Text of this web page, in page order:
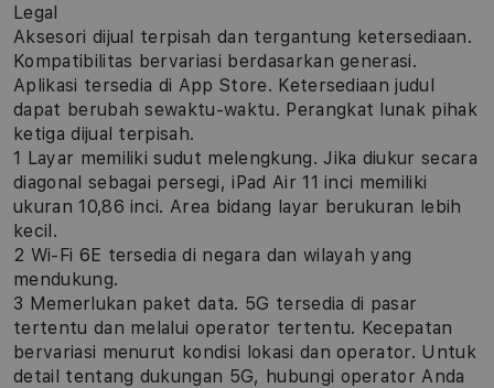
Legal
Aksesori dijual terpisah dan tergantung ketersediaan.
Kompatibilitas bervariasi berdasarkan generasi.
Aplikasi tersedia di App Store. Ketersediaan judul
dapat berubah sewaktu-waktu. Perangkat lunak pihak
ketiga dijual terpisah.
1 Layar memiliki sudut melengkung. Jika diukur secara
diagonal sebagai persegi, iPad Air 11 inci memiliki
ukuran 10,86 inci. Area bidang layar berukuran lebih
kecil.
2 Wi‑Fi 6E tersedia di negara dan wilayah yang
mendukung.
3 Memerlukan paket data. 5G tersedia di pasar
tertentu dan melalui operator tertentu. Kecepatan
bervariasi menurut kondisi lokasi dan operator. Untuk
detail tentang dukungan 5G, hubungi operator Anda